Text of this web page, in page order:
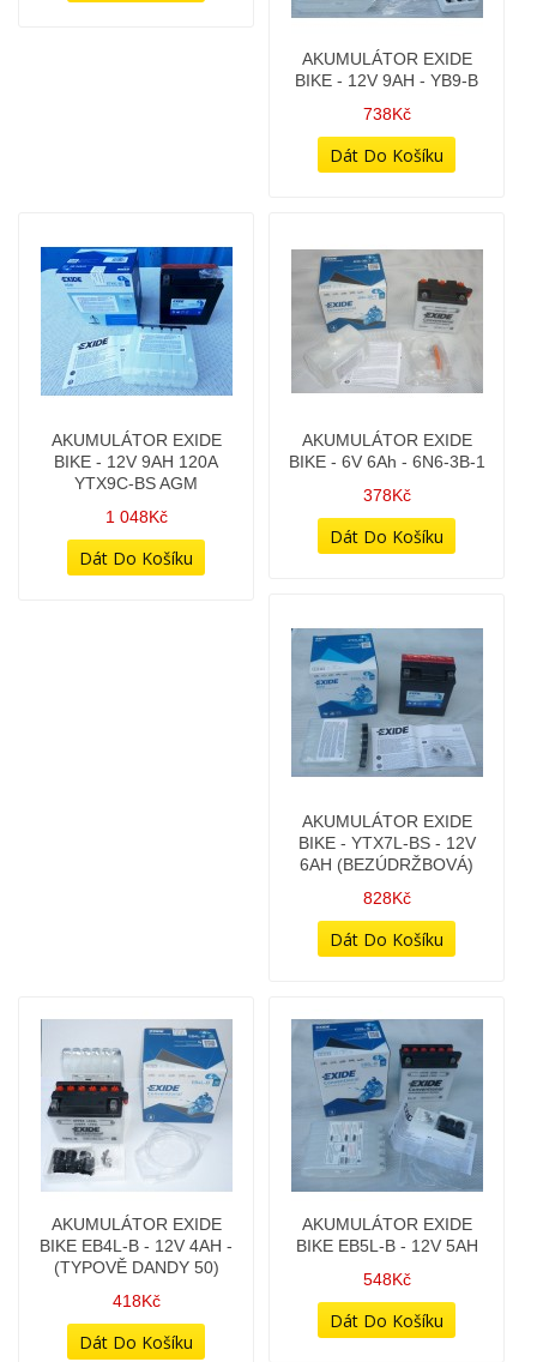
AKUMULÁTOR EXIDE
BIKE - 12V 9AH - YB9-B
738Kč
BIKE - 12V 9AH 120A
YTX9C-BS AGM
1 048Kč
AKUMULÁTOR EXIDE
BIKE - 6V 6Ah - 6N6-3B-1
378Kč
828Kč
AKUMULÁTOR EXIDE
418Kč